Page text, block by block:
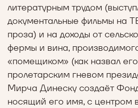
литературным трудом
документальные фильмы на
проза) и на доходы от
фермы и вина,
«помещиком» (как назвал
пролетарским гневом
Мирча Динеску создаёт
носящий его имя, с центром